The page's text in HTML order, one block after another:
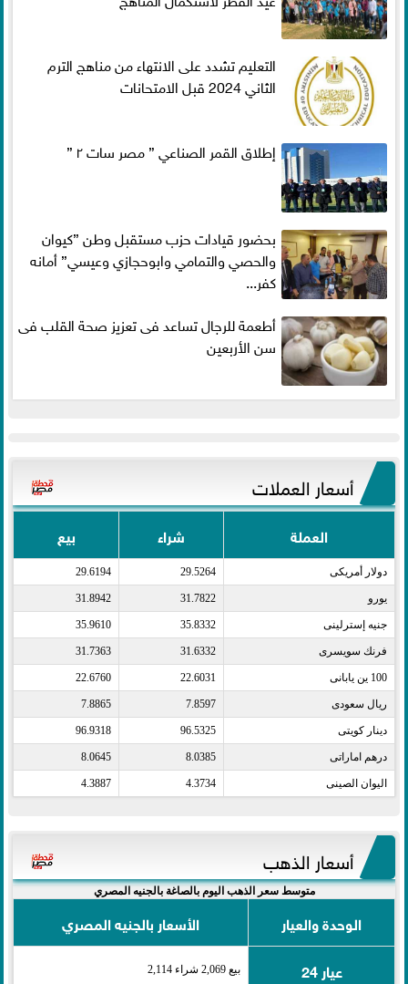
التعليم تشدد على الانتهاء من مناهج الترم
الثاني 2024 قبل الامتحانات
إطلاق القمر الصناعي ” مصر سات ٢ ”
بحضور قيادات حزب مستقبل وطن ”كيوان
والحصي والتمامي وابوحجازي وعيسي” أمانه
كفر...
أطعمة للرجال تساعد فى تعزيز صحة القلب فى
سن الأربعين
أسعار العملات
العملة شراء بيع
دولار أمريكى​ 29.5264
29.6194
يورو​ 31.7822
31.8942
جنيه إسترلينى​ 35.8332
35.9610
فرنك سويسرى​ 31.6332
31.7363
100 ين يابانى​ 22.6031
22.6760
ريال سعودى​ 7.8597
7.8865
دينار كويتى​ 96.5325
96.9318
درهم اماراتى​ 8.0385
8.0645
اليوان الصينى​ 4.3734
4.3887
أسعار الذهب
متوسط سعر الذهب اليوم بالصاغة بالجنيه المصري
الوحدة والعيار
الأسعار بالجنيه المصري
عيار 24
بيع 2,069 شراء 2,114